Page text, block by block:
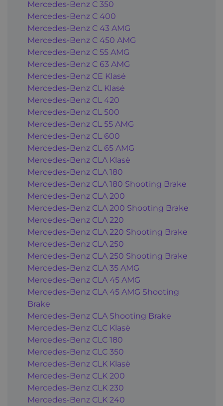
Mercedes-Benz C 350
Mercedes-Benz C 400
Mercedes-Benz C 43 AMG
Mercedes-Benz C 450 AMG
Mercedes-Benz C 55 AMG
Mercedes-Benz C 63 AMG
Mercedes-Benz CE Klasė
Mercedes-Benz CL Klasė
Mercedes-Benz CL 420
Mercedes-Benz CL 500
Mercedes-Benz CL 55 AMG
Mercedes-Benz CL 600
Mercedes-Benz CL 65 AMG
Mercedes-Benz CLA Klasė
Mercedes-Benz CLA 180
Mercedes-Benz CLA 180 Shooting Brake
Mercedes-Benz CLA 200
Mercedes-Benz CLA 200 Shooting Brake
Mercedes-Benz CLA 220
Mercedes-Benz CLA 220 Shooting Brake
Mercedes-Benz CLA 250
Mercedes-Benz CLA 250 Shooting Brake
Mercedes-Benz CLA 35 AMG
Mercedes-Benz CLA 45 AMG
Mercedes-Benz CLA 45 AMG Shooting
Brake
Mercedes-Benz CLA Shooting Brake
Mercedes-Benz CLC Klasė
Mercedes-Benz CLC 180
Mercedes-Benz CLC 350
Mercedes-Benz CLK Klasė
Mercedes-Benz CLK 200
Mercedes-Benz CLK 230
Mercedes-Benz CLK 240